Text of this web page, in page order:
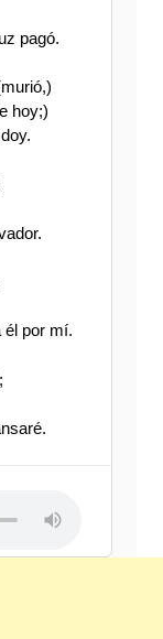
pagó.
hoy;)
él por mí.